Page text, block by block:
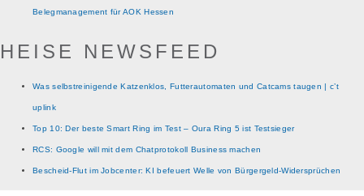
Belegmanagement für AOK Hessen
HEISE NEWSFEED
Was selbstreinigende Katzenklos, Futterautomaten und Catcams taugen | c’t
uplink
Top 10: Der beste Smart Ring im Test – Oura Ring 5 ist Testsieger
RCS: Google will mit dem Chatprotokoll Business machen
Bescheid-Flut im Jobcenter: KI befeuert Welle von Bürgergeld-Widersprüchen